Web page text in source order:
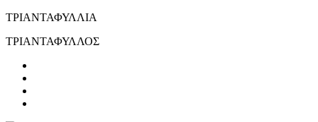
ΤΡΙΑΝΤΑΦΥΛΛΙΑ
ΤΡΙΑΝΤΑΦΥΛΛΟΣ